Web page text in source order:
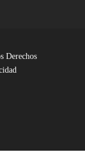
Derechos